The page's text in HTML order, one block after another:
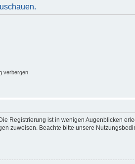
verbergen
Registrierung ist in wenigen Augenblicken
zuweisen. Beachte bitte unsere